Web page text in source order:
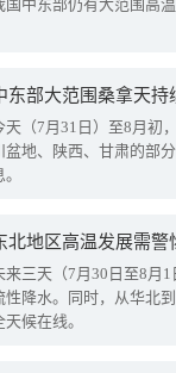
国中东部仍有大范围高
东部大范围桑拿天
天（7月31日）至8月初
盆地、陕西、甘肃的部
北地区高温发展需
来三天（7月30日至8月
性降水。同时，从华北
天候在线。